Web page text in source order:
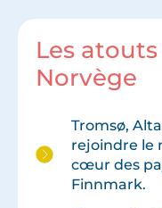
Les
Norvège
Tromsø,
rejoindre le
cœur des
Finnmark.